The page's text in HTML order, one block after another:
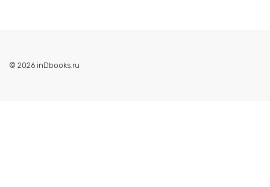
© 2026 inDbooks.ru